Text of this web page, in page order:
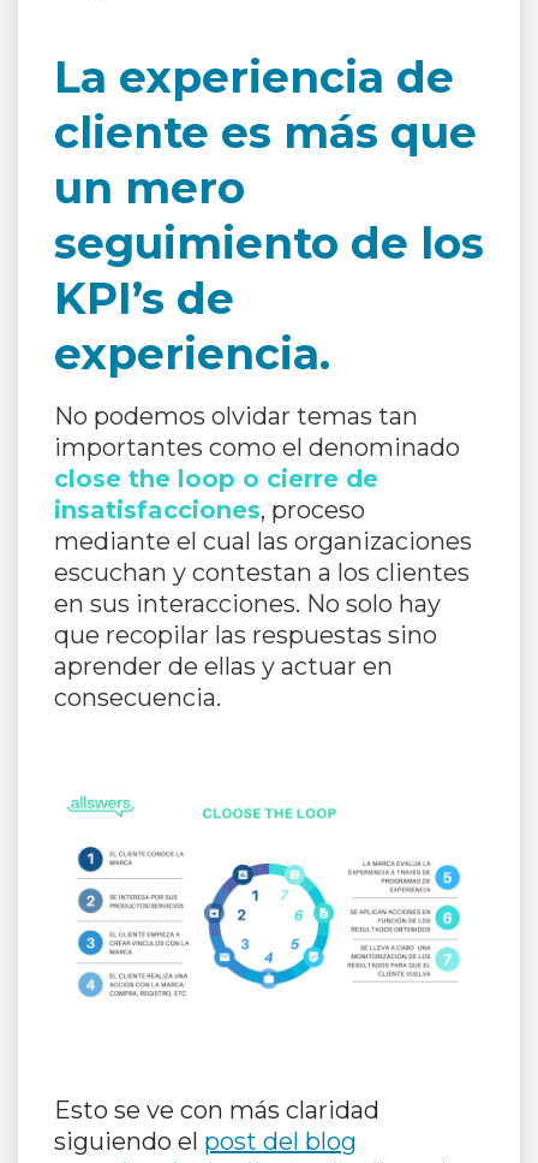
La experiencia de
cliente es más que
un mero
seguimiento de los
KPI’s de
experiencia.
No podemos olvidar temas tan
importantes como el denominado
close the loop o cierre de
insatisfacciones, proceso
mediante el cual las organizaciones
escuchan y contestan a los clientes
en sus interacciones. No solo hay
que recopilar las respuestas sino
aprender de ellas y actuar en
consecuencia.
Esto se ve con más claridad
siguiendo el post del blog